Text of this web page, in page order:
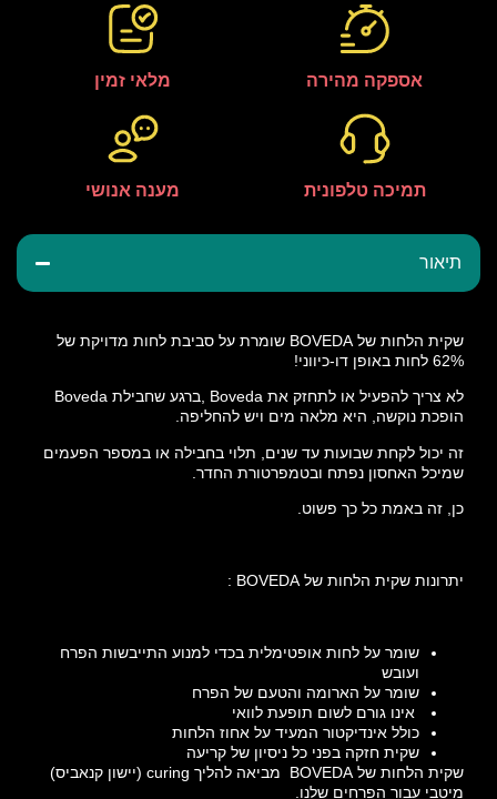
תיאור
שקית הלחות של BOVEDA שומרת על סביבת לחות מדויקת של
62% לחות באופן דו-כיווני!
לא צריך להפעיל או לתחזק את Boveda ,ברגע שחבילת Boveda
הופכת נוקשה, היא מלאה מים ויש להחליפה.
זה יכול לקחת שבועות עד שנים, תלוי בחבילה או במספר הפעמים
שמיכל האחסון נפתח ובטמפרטורת החדר.
כן, זה באמת כל כך פשוט.
יתרונות שקית הלחות של BOVEDA :
שומר על לחות אופטימלית בכדי למנוע התייבשות הפרח
ועובש
שומר על הארומה והטעם של הפרח
אינו גורם לשום תופעת לוואי
כולל אינדיקטור המעיד על אחוז הלחות
שקית חזקה בפני כל ניסיון של קריעה
שקית הלחות של BOVEDA מביאה להליך curing (יישון קנאביס)
מיטבי עבור הפרחים שלנו.
אספקה מהירה מלאי זמין
תמיכה טלפונית מענה אנושי